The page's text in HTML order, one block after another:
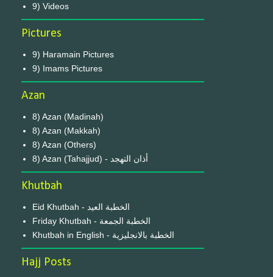
9) Videos
Pictures
9) Haramain Pictures
9) Imams Pictures
Azan
8) Azan (Madinah)
8) Azan (Makkah)
8) Azan (Others)
8) Azan (Tahajjud) - أذان التهجد
Khutbah
Eid Khutbah - الخطبة العيد
Friday Khutbah - الخطبة الجمعة
Khutbah in English - الخطبة بالانجليزية
Hajj Posts